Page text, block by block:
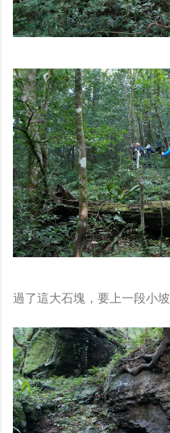
過了這大石塊，要上一段小坡